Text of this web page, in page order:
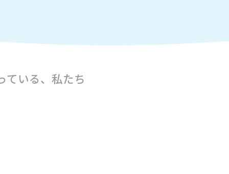
ている、私たち